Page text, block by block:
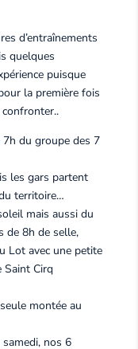
d’entraînements
quelques
puisque
la première fois
du groupe des 7
les gars partent
territoire…
mais aussi du
de 8h de selle,
Lot avec une petite
Saint Cirq
montée au
nos 6